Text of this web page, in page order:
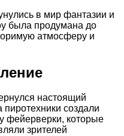
в мир фантазии и
была продумана до
атмосферу и
настоящий
пиротехники создали
фейерверки, которые
зрителей